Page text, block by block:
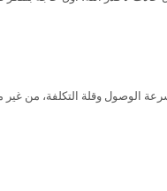
الوصول وقلة التكلفة، من غير